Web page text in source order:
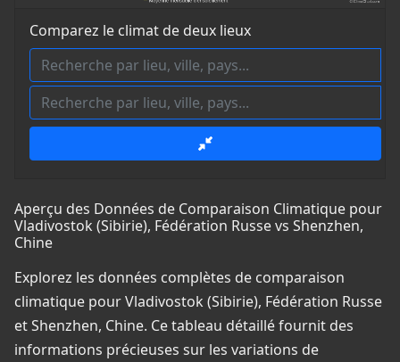
Comparez le climat de deux lieux
Aperçu des Données de Comparaison Climatique pour
Vladivostok (Sibirie), Fédération Russe vs Shenzhen,
Chine
Explorez les données complètes de comparaison
climatique pour Vladivostok (Sibirie), Fédération Russe
et Shenzhen, Chine. Ce tableau détaillé fournit des
informations précieuses sur les variations de